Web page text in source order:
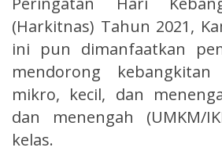
(Harkitnas) Tahun 2021,
ini pun dimanfaatkan
mendorong
mikro, kecil, dan
dan menengah (UMKM/
kelas.